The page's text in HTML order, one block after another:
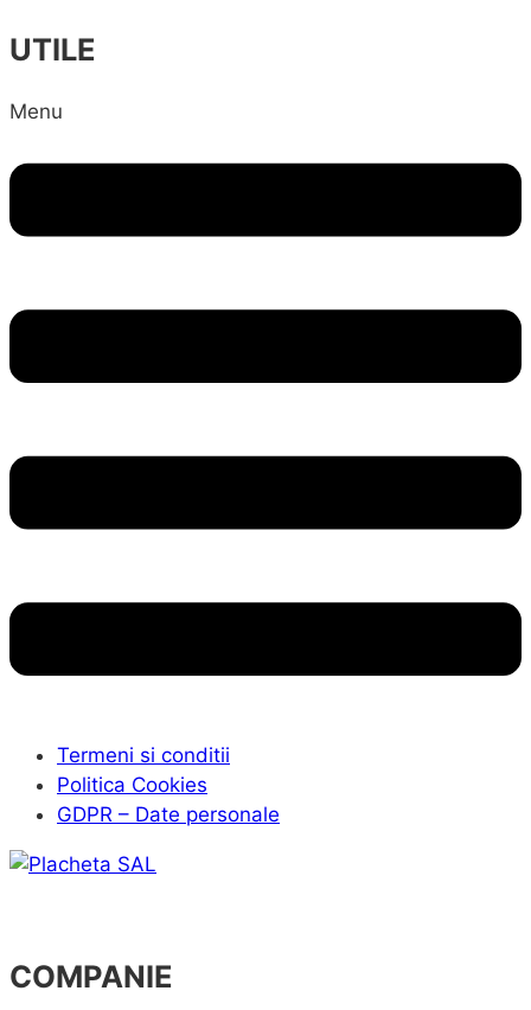
UTILE
Menu
Termeni si conditii
Politica Cookies
GDPR – Date personale
COMPANIE